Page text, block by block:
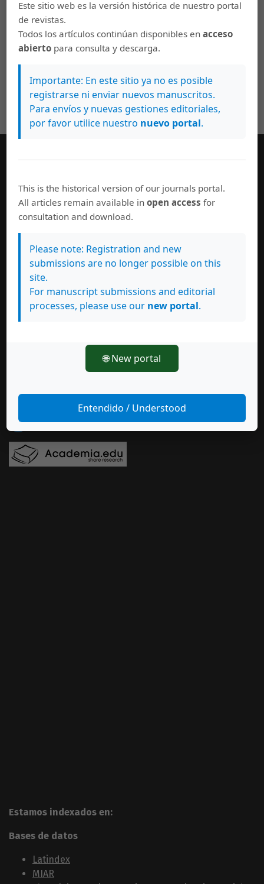
Equipo editorial
Políticas de uso
Normas de autor
Estamos indexados en:
Bases de datos
Latindex
MIAR
Este sitio web es la versión histórica de nuestro portal
de revistas.
Todos los artículos continúan disponibles enacceso
abierto para consulta y descarga.
Importante: En este sitio ya no es posible
registrarse ni enviar nuevos manuscritos.
Para envíos y nuevas gestiones editoriales,
por favor utilice nuestro nuevo portal.
This is the historical version of our journals portal.
All articles remain available inopen access for
consultation and download.
Please note: Registration and new
submissions are no longer possible on this
site.
For manuscript submissions and editorial
processes, please use our new portal.
🌐 New portal
Entendido / Understood